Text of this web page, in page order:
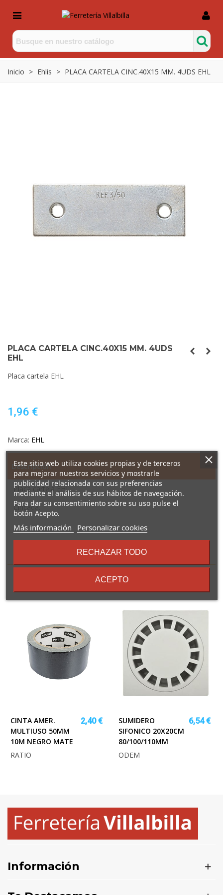
Inicio > Ehlis > PLACA CARTELA CINC.40X15 MM. 4UDS EHL
PLACA CARTELA CINC.40X15 MM. 4UDS
EHL
Placa cartela EHL
1,96 €
Marca: EHL
Descripción
Placa cartela EHL
Cincada.
16 Otros Productos En La
Misma Categoría:
CINTA AMER.
MULTIUSO 50MM
10M NEGRO MATE
2,40 €
RATIO
SUMIDERO
SIFONICO 20X20CM
80/100/110MM
6,54 €
ODEM
Información
Este sitio web utiliza cookies propias y de terceros
para mejorar nuestros servicios y mostrarle
publicidad relacionada con sus preferencias
mediante el análisis de sus hábitos de navegación.
Para dar su consentimiento sobre su uso pulse el
botón Acepto.
Más información
sobre
términos
condiciones
Personalizar cookies
RECHAZAR TODO
ACEPTO